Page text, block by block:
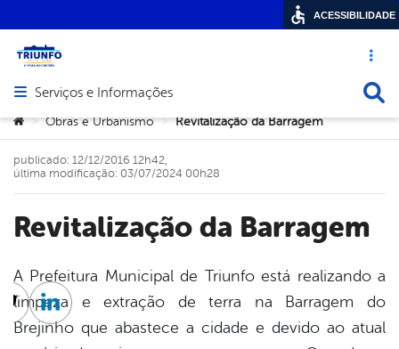
Acesso
Abrir menu principal de navegação
Serviços e Informações
Você está aqui:
> Obras e Urbanismo > Revitalização da Barragem
Revitalização da Barragem
publicado: 12/12/2016 12h42,
última modificação: 03/07/2024 00h28
A Prefeitura Municipal de Triunfo está realizando a
limpeza e extração de terra na Barragem do
Brejinho que abastece a cidade e devido ao atual
TwitterLinkedin
ACESSIBILIDADE